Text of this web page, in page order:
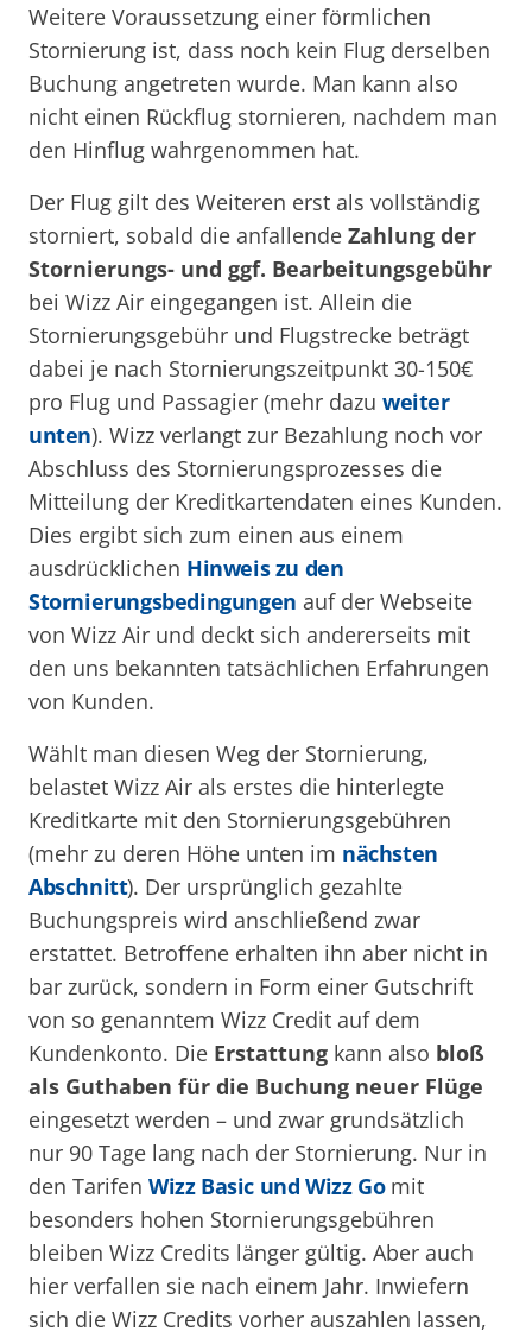
Weitere Voraussetzung einer förmlichen
Stornierung ist, dass noch kein Flug derselben
Buchung angetreten wurde. Man kann also
nicht einen Rückflug stornieren, nachdem man
den Hinflug wahrgenommen hat.
Der Flug gilt des Weiteren erst als vollständig
storniert, sobald die anfallende Zahlung der
Stornierungs- und ggf. Bearbeitungsgebühr
bei Wizz Air eingegangen ist. Allein die
Stornierungsgebühr und Flugstrecke beträgt
dabei je nach Stornierungszeitpunkt 30-150€
pro Flug und Passagier (mehr dazu weiter
unten). Wizz verlangt zur Bezahlung noch vor
Abschluss des Stornierungsprozesses die
Mitteilung der Kreditkartendaten eines Kunden.
Dies ergibt sich zum einen aus einem
ausdrücklichen Hinweis zu den
Stornierungsbedingungen auf der Webseite
von Wizz Air und deckt sich andererseits mit
den uns bekannten tatsächlichen Erfahrungen
von Kunden.
Wählt man diesen Weg der Stornierung,
belastet Wizz Air als erstes die hinterlegte
Kreditkarte mit den Stornierungsgebühren
(mehr zu deren Höhe unten im nächsten
Abschnitt). Der ursprünglich gezahlte
Buchungspreis wird anschließend zwar
erstattet. Betroffene erhalten ihn aber nicht in
bar zurück, sondern in Form einer Gutschrift
von so genanntem Wizz Credit auf dem
Kundenkonto. Die Erstattung kann also bloß
als Guthaben für die Buchung neuer Flüge
eingesetzt werden – und zwar grundsätzlich
nur 90 Tage lang nach der Stornierung. Nur in
den Tarifen Wizz Basic und Wizz Gomit
besonders hohen Stornierungsgebühren
bleiben Wizz Credits länger gültig. Aber auch
hier verfallen sie nach einem Jahr. Inwiefern
sich die Wizz Credits vorher auszahlen lassen,